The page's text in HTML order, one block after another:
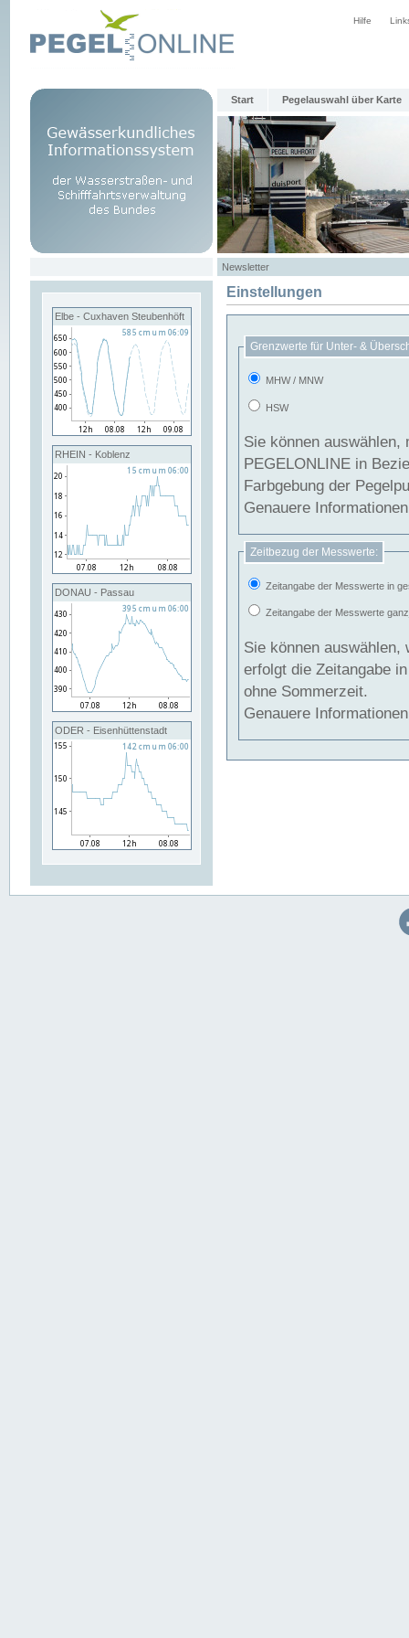
Hilfe
Start Pegelauswahl über Karte
Newsletter
Elbe - Cuxhaven Steubenhöft
RHEIN - Koblenz
DONAU - Passau
ODER - Eisenhüttenstadt
Einstellungen
Grenzwerte für Unter- &
MHW / MNW
HSW
Sie können
PEGELONLINE in Beziehung
Farbgebung der
Genauere
Zeitbezug der Messwerte:
Zeitangabe der Messwerte in
Zeitangabe der Messwerte
Sie können auswählen,
erfolgt die Zeitangabe
ohne Sommerzeit.
Genauere